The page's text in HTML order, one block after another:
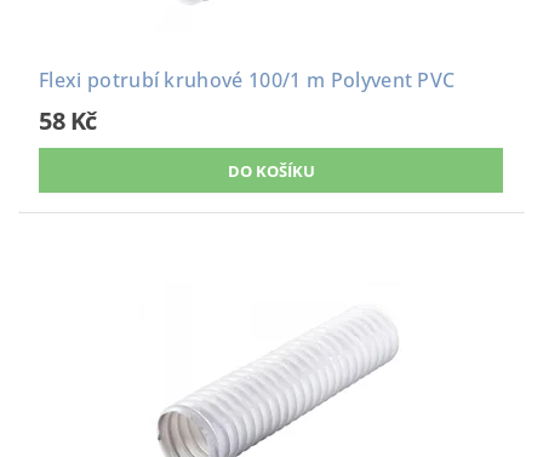
Flexi potrubí kruhové 100/1 m Polyvent PVC
58 Kč